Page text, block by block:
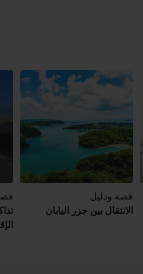
قصة ودليل
الانتقال بين جزر اليابان